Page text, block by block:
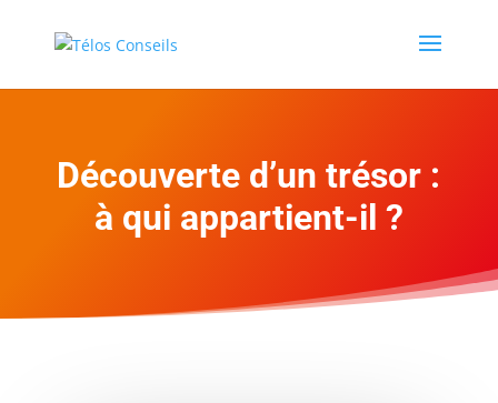
Découverte d’un trésor :
à qui appartient-il ?